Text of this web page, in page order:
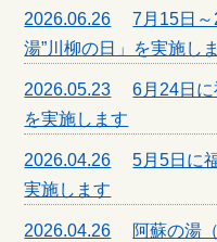
2026.06.26
7月15日
湯”川柳の日」を実施し
2026.05.23
6月24日に
を実施します
2026.04.26
5月5日に
実施します
2026.04.26
阿蘇の湯